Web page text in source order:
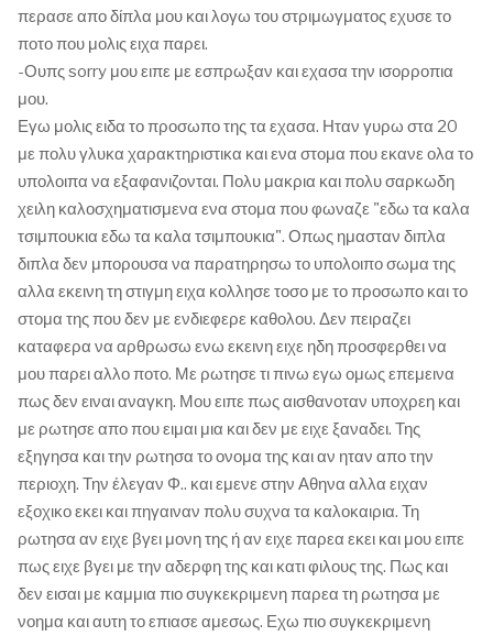
περασε απο δίπλα μου και λογω του στριμωγματος εχυσε το
ποτο που μολις ειχα παρει.
-Ουπς sorry μου ειπε με εσπρωξαν και εχασα την ισορροπια
μου.
Εγω μολις ειδα το προσωπο της τα εχασα. Ηταν γυρω στα 20
με πολυ γλυκα χαρακτηριστικα και ενα στομα που εκανε ολα το
υπολοιπα να εξαφανιζονται. Πολυ μακρια και πολυ σαρκωδη
χειλη καλοσχηματισμενα ενα στομα που φωναζε "εδω τα καλα
τσιμπουκια εδω τα καλα τσιμπουκια". Οπως ημασταν διπλα
διπλα δεν μπορουσα να παρατηρησω το υπολοιπο σωμα της
αλλα εκεινη τη στιγμη ειχα κολλησε τοσο με το προσωπο και το
στομα της που δεν με ενδιεφερε καθολου. Δεν πειραζει
καταφερα να αρθρωσω ενω εκεινη ειχε ηδη προσφερθει να
μου παρει αλλο ποτο. Με ρωτησε τι πινω εγω ομως επεμεινα
πως δεν ειναι αναγκη. Μου ειπε πως αισθανοταν υποχρεη και
με ρωτησε απο που ειμαι μια και δεν με ειχε ξαναδει. Της
εξηγησα και την ρωτησα το ονομα της και αν ηταν απο την
περιοχη. Την έλεγαν Φ.. και εμενε στην Αθηνα αλλα ειχαν
εξοχικο εκει και πηγαιναν πολυ συχνα τα καλοκαιρια. Τη
ρωτησα αν ειχε βγει μονη της ή αν ειχε παρεα εκει και μου ειπε
πως ειχε βγει με την αδερφη της και κατι φιλους της. Πως και
δεν εισαι με καμμια πιο συγκεκριμενη παρεα τη ρωτησα με
νοημα και αυτη το επιασε αμεσως. Εχω πιο συγκεκριμενη